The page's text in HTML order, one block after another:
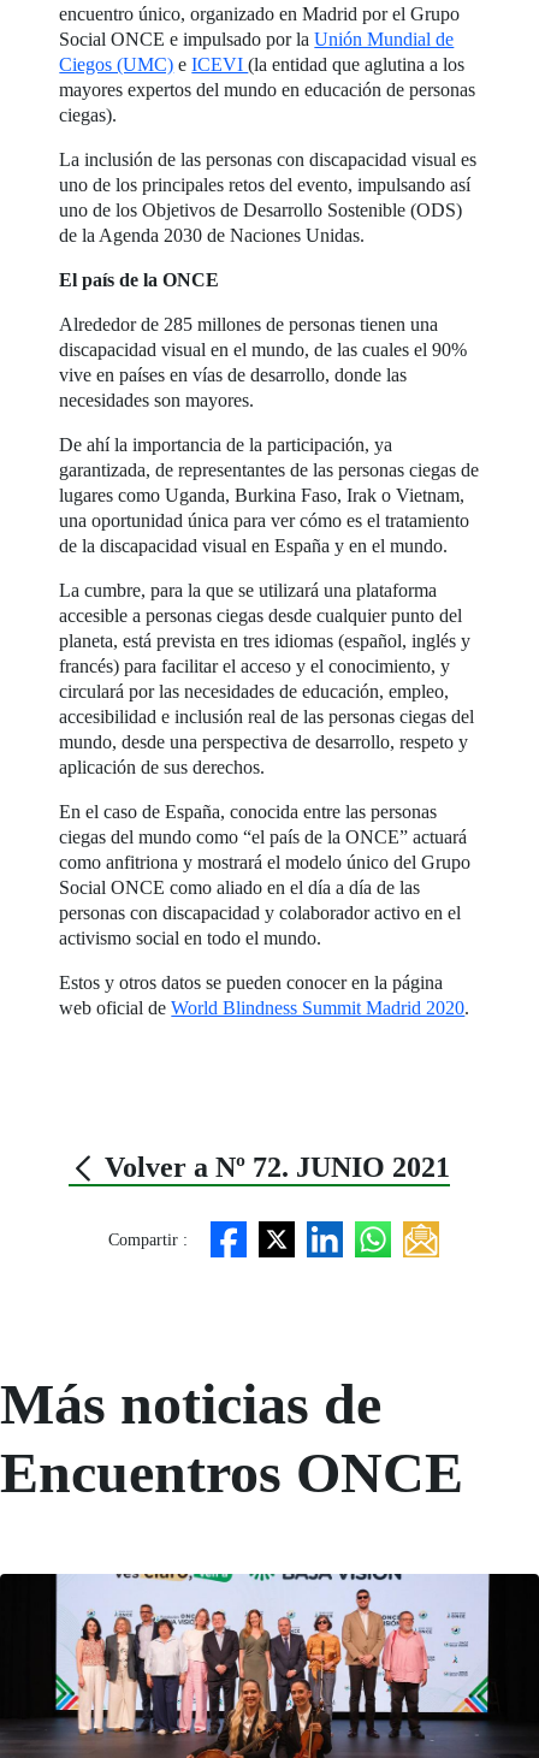
encuentro único, organizado en Madrid por el Grupo
Social ONCE e impulsado por laUnión Mundial de
Ciegos (UMC) eICEVI(la entidad que aglutina a los
mayores expertos del mundo en educación de personas
ciegas).
La inclusión de las personas con discapacidad visual es
uno de los principales retos del evento, impulsando así
uno de los Objetivos de Desarrollo Sostenible (ODS)
de la Agenda 2030 de Naciones Unidas.
El país de la ONCE
Alrededor de 285 millones de personas tienen una
discapacidad visual en el mundo, de las cuales el 90%
vive en países en vías de desarrollo, donde las
necesidades son mayores.
De ahí la importancia de la participación, ya
garantizada, de representantes de las personas ciegas de
lugares como Uganda, Burkina Faso, Irak o Vietnam,
una oportunidad única para ver cómo es el tratamiento
de la discapacidad visual en España y en el mundo.
La cumbre, para la que se utilizará una plataforma
accesible a personas ciegas desde cualquier punto del
planeta, está prevista en tres idiomas (español, inglés y
francés) para facilitar el acceso y el conocimiento, y
circulará por las necesidades de educación, empleo,
accesibilidad e inclusión real de las personas ciegas del
mundo, desde una perspectiva de desarrollo, respeto y
aplicación de sus derechos.
En el caso de España, conocida entre las personas
ciegas del mundo como “el país de la ONCE” actuará
como anfitriona y mostrará el modelo único del Grupo
Social ONCE como aliado en el día a día de las
personas con discapacidad y colaborador activo en el
activismo social en todo el mundo.
Estos y otros datos se pueden conocer en la página
web oficial deWorld Blindness Summit Madrid 2020.
Volver a Nº 72. JUNIO 2021
Compartir :
Más noticias de
Encuentros ONCE